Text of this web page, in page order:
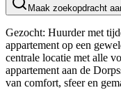
Maak zoekopdracht
Gezocht: Huurder met
appartement op een
centrale locatie met alle
appartement aan de
van comfort, sfeer en